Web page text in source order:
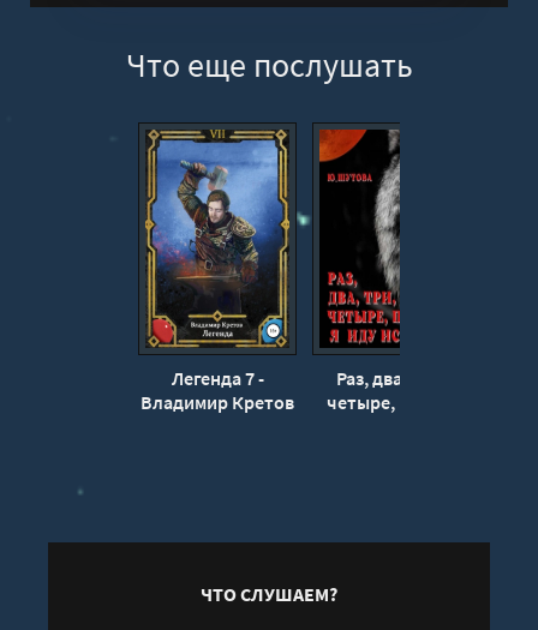
Что еще послушать
Легенда 7 -
Владимир Кретов
Раз, два, три,
четыре, пять, я
ЧТО СЛУШАЕМ?